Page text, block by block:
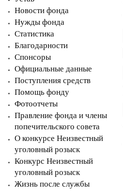
Новости фонда
Нужды фонда
Статистика
Благодарности
Спонсоры
Официальные данные
Поступления средств
Помощь фонду
Фотоотчеты
Правление фонда и члены
попечительского совета
О конкурсе Неизвестный
уголовный розыск
Конкурс Неизвестный
уголовный розыск
Жизнь после службы